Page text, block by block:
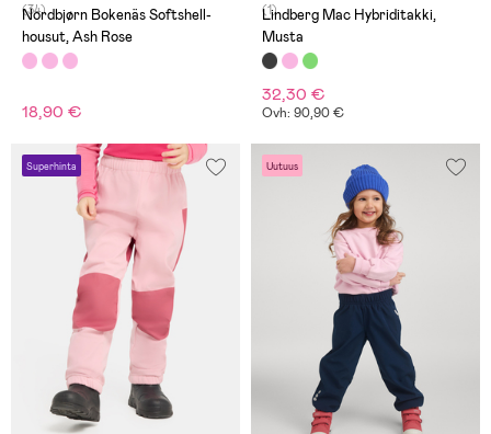
(34)
Nordbjørn Bokenäs Softshell-
housut, Ash Rose
18,90 €
(1)
Lindberg Mac Hybriditakki,
Musta
32,30 €
Ovh: 90,90 €
Superhinta Uutuus